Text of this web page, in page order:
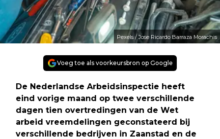
Pexels / Jose Ricardo Barraza Morachis
Voeg toe als voorkeursbron op Google
De Nederlandse Arbeidsinspectie heeft
eind vorige maand op twee verschillende
dagen tien overtredingen van de Wet
arbeid vreemdelingen geconstateerd bij
verschillende bedrijven in Zaanstad en de